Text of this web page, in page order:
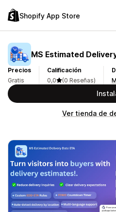
Shopify App Store
MS Estimated
Precios
Gratis
Calificación
0,0
(0 Reseñas)
Ver tienda de